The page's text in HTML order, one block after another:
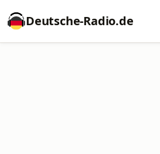
Deutsche-Radio.de